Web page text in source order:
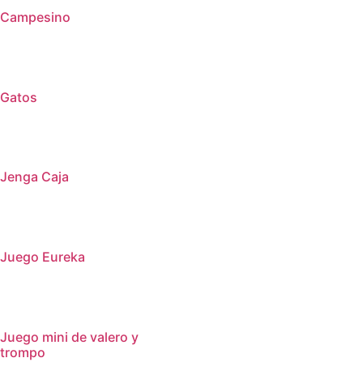
Campesino
Gatos
Jenga Caja
Juego Eureka
Juego mini de valero y
trompo